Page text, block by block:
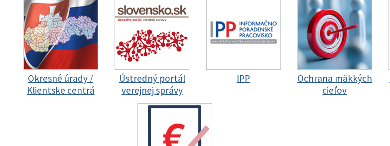
Okresné úrady /
Klientske centrá
Ústredný portál
verejnej správy
IPP
Ochrana mäkkých
cieľov